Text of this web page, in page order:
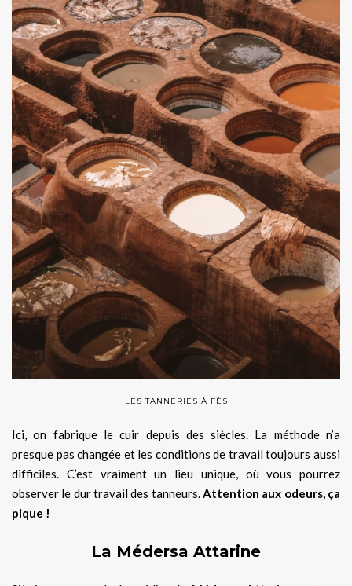
LES TANNERIES À FÈS
Ici, on fabrique le cuir depuis des siècles. La méthode n’a
presque pas changée et les conditions de travail toujours aussi
difficiles. C’est vraiment un lieu unique, où vous pourrez
observer le dur travail des tanneurs.Attention aux odeurs, ça
pique !
La Médersa Attarine